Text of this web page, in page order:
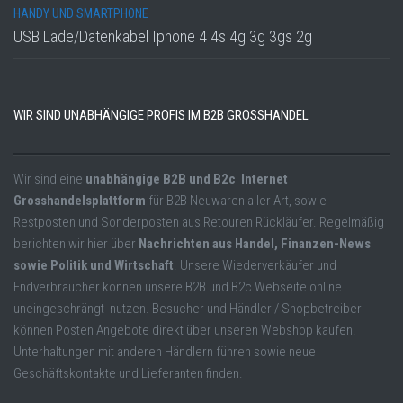
HANDY UND SMARTPHONE
USB Lade/Datenkabel Iphone 4 4s 4g 3g 3gs 2g
WIR SIND UNABHÄNGIGE PROFIS IM B2B GROSSHANDEL
Wir sind eine unabhängige B2B und B2c Internet
Grosshandelsplattform für B2B Neuwaren aller Art, sowie
Restposten und Sonderposten aus Retouren Rückläufer. Regelmäßig
berichten wir hier über Nachrichten aus Handel, Finanzen-News
sowie Politik und Wirtschaft. Unsere Wiederverkäufer und
Endverbraucher können unsere B2B und B2c Webseite online
uneingeschrängt nutzen. Besucher und Händler / Shopbetreiber
können Posten Angebote direkt über unseren Webshop kaufen.
Unterhaltungen mit anderen Händlern führen sowie neue
Geschäftskontakte und Lieferanten finden.